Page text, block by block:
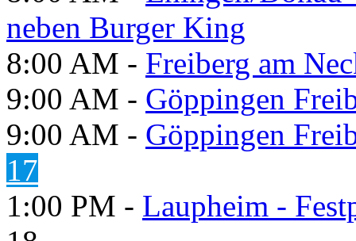
neben Burger King
8:00 AM - Freiberg am
9:00 AM - Göppingen
9:00 AM - Göppingen
17
1:00 PM - Laupheim -